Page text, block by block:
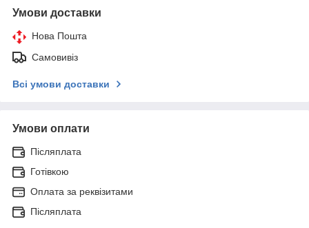
Умови доставки
Нова Пошта
Самовивіз
Всі умови доставки
Умови оплати
Післяплата
Готівкою
Оплата за реквізитами
Післяплата